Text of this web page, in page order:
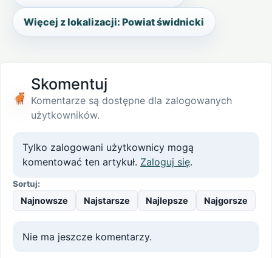
Więcej z lokalizacji: Powiat świdnicki
Skomentuj
Komentarze są dostępne dla zalogowanych
użytkowników.
Tylko zalogowani użytkownicy mogą
komentować ten artykuł. Zaloguj się.
Sortuj:
Najnowsze Najstarsze Najlepsze Najgorsze
Nie ma jeszcze komentarzy.